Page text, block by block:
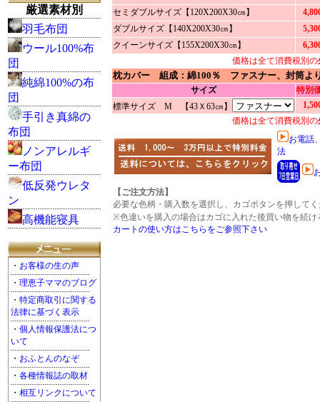
厳選素材別
羽毛布団
ウール100%布
団
純綿100%の布
団
手引き真綿の
布団
ノンアレルギ
ー布団
低反発ウレタ
ン
高機能寝具
・ お客様の生の声
・ 理恵子ママのブログ
・ 特定商取引に関する
法律に基づく表示
・ 個人情報保護法につ
いて
・ おふとんのなぞ
・ 各種情報誌の取材
・ 相互リンクについて
セミダブルサイズ【120X200X30㎝】
ダブルサイズ【140X200X30㎝】
クイーンサイズ【155X200X30㎝】
価格は全て消費税別の
枕カバー 組成：綿100％ ファスナー、封筒よ
サイズ
特別
標準サイズ M 【43Ｘ63㎝】
価格は全て消費税別の
お電話
法
【ご注文方法】
必要な色柄・購入数を選択し、カゴボタンを押して
※色違いを購入の場合はカゴに入れた後買い物を続
カートの使い方はこちらをご参照下さい